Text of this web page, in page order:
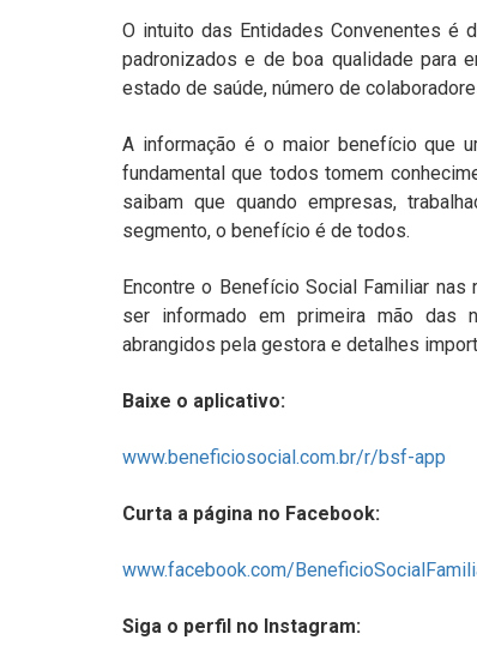
O intuito das Entidades Convenentes é
padronizados e de boa qualidade para
estado de saúde, número de
A informação é o maior benefício que
fundamental que todos tomem
saibam que quando empresas,
segmento, o benefício é de todos.
Encontre o Benefício Social Familiar
ser informado em primeira mão das
abrangidos pela gestora e detalhes
Baixe o aplicativo:
www.beneficiosocial.com.br/r/bsf-app
Curta a página no Facebook:
www.facebook.com/
Siga o perfil no Instagram: